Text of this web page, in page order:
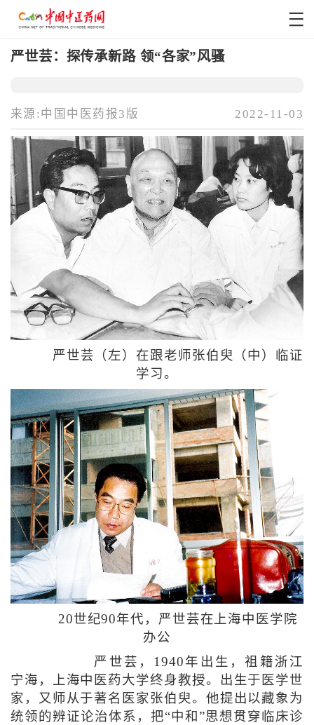
严世芸：探传承新路 领“各家”风骚
来源:中国中医药报3版 2022-11-03
严世芸（左）在跟老师张伯臾（中）临证
学习。
20世纪90年代，严世芸在上海中医学院
办公
严世芸，1940年出生，祖籍浙江
宁海，上海中医药大学终身教授。出生于医学世
家，又师从于著名医家张伯臾。他提出以藏象为
统领的辨证论治体系，把“中和”思想贯穿临床诊